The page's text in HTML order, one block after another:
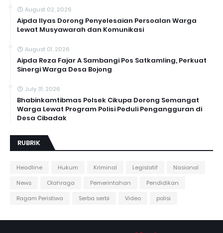
August 02, 2026
Aipda Ilyas Dorong Penyelesaian Persoalan Warga
Lewat Musyawarah dan Komunikasi
August 01, 2026
Aipda Reza Fajar A Sambangi Pos Satkamling, Perkuat
Sinergi Warga Desa Bojong
July 31, 2026
Bhabinkamtibmas Polsek Cikupa Dorong Semangat
Warga Lewat Program Polisi Peduli Pengangguran di
Desa Cibadak
RUBRIK
Headline Hukum Kriminal Legislatif
Nasional
News
Olahraga Pemerintahan
Pendidikan
Ragam Peristiwa
Serba serbi Video polisi